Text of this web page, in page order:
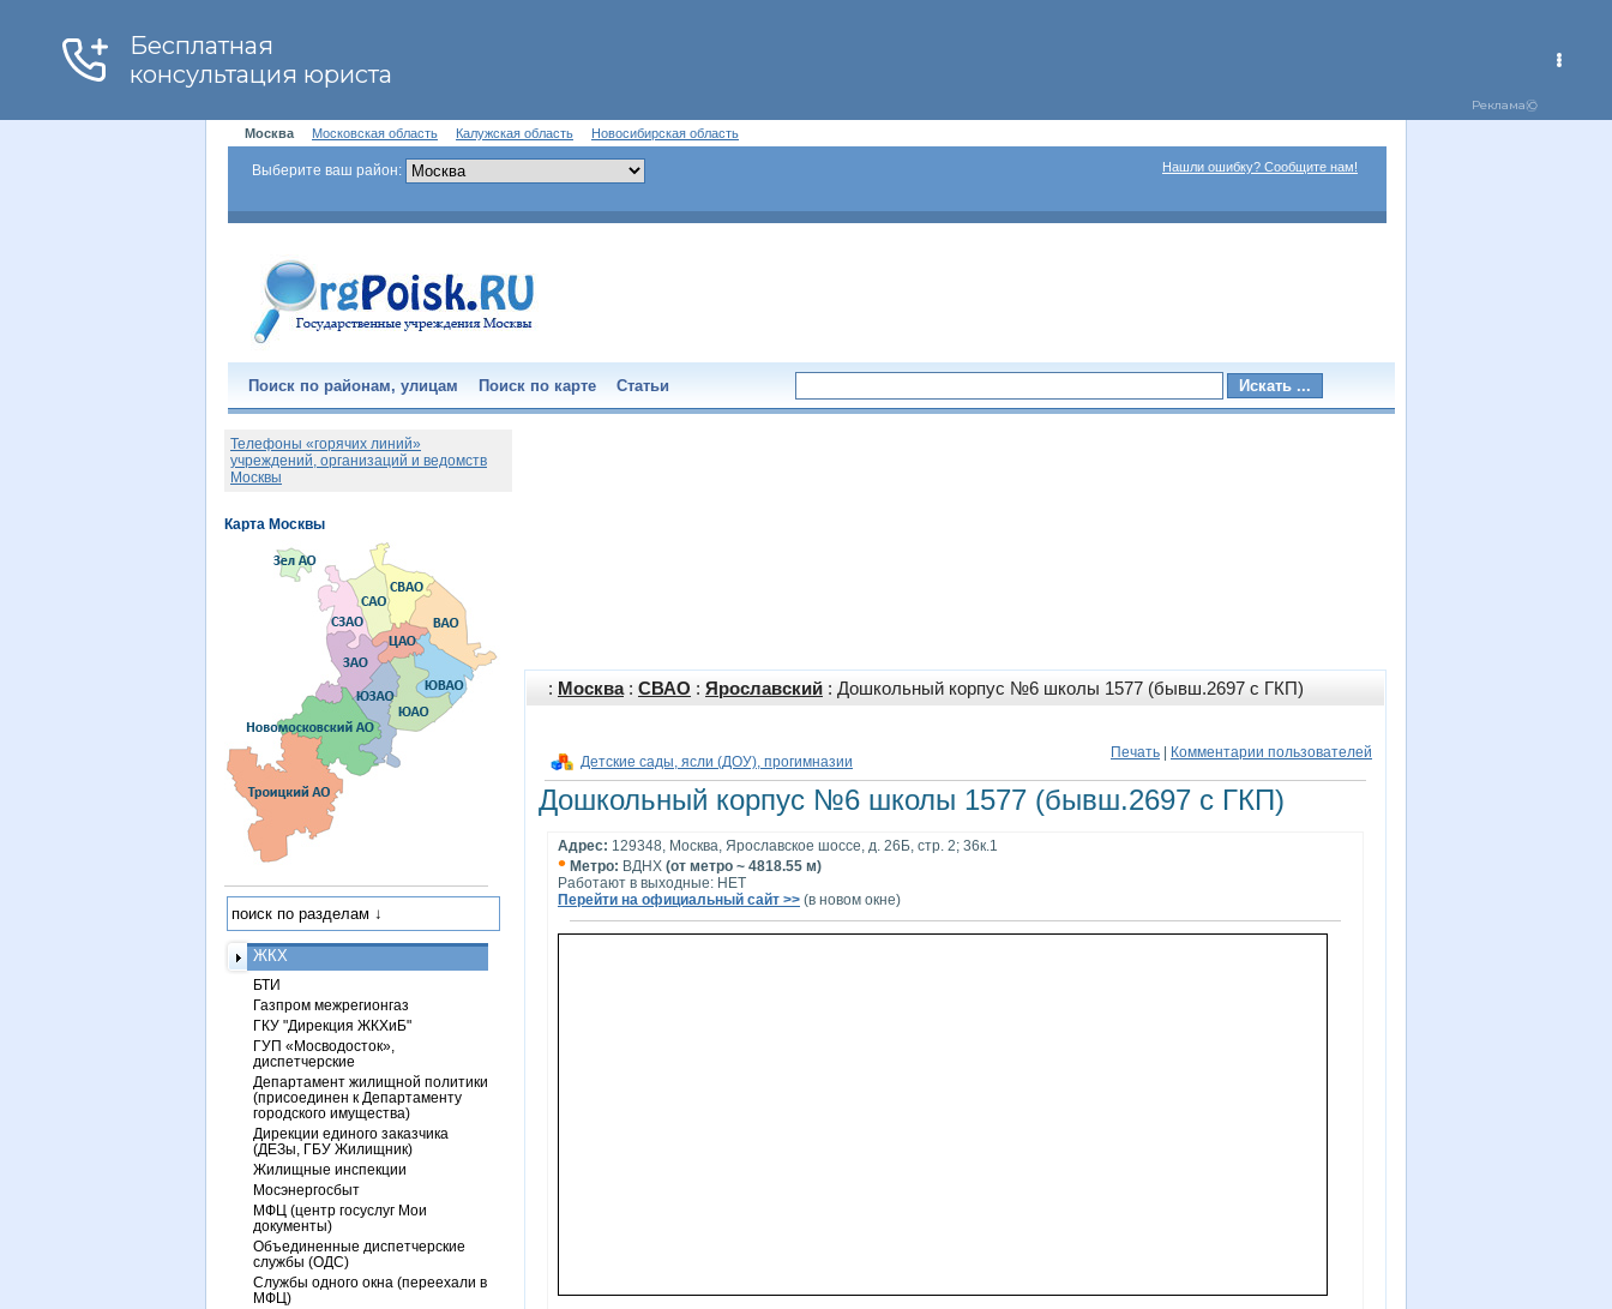
Москва Московская область Калужская область Новосибирская область
Выберите ваш район: Нашли ошибку? Сообщите нам!
Поиск по районам, улицам Поиск по карте Статьи
: Москва: СВАО : Ярославский : Дошкольный корпус №6 школы 1577 (бывш.2697 с ГКП)
Печать Комментарии пользователей
Детские сады, ясли (ДОУ), прогимназии
Дошкольный корпус №6 школы 1577 (бывш.2697 с ГКП)
Адрес: 129348, Москва, Ярославское шоссе, д. 26Б, стр. 2; 36к.1
• Метро: ВДНХ (от метро ~ 4818.55 м)
Работают в выходные: НЕТ
Перейти на официальный сайт >> (в новом окне)
Телефоны «горячих линий»
учреждений, организаций и ведомств
Москвы
ЖКХ
БТИ
Газпром межрегионгаз
ГКУ "Дирекция ЖКХиБ"
ГУП «Мосводосток»,
диспетчерские
Департамент жилищной политики
(присоединен к Департаменту
городского имущества)
Дирекции единого заказчика
(ДЕЗы, ГБУ Жилищник)
Жилищные инспекции
Мосэнергосбыт
МФЦ (центр госуслуг Мои
документы)
Объединенные диспетчерские
службы (ОДС)
Службы одного окна (переехали в
МФЦ)